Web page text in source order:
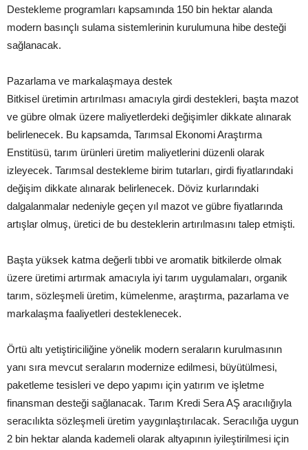
Destekleme programları kapsamında 150 bin hektar alanda
modern basınçlı sulama sistemlerinin kurulumuna hibe desteği
sağlanacak.
Pazarlama ve markalaşmaya destek
Bitkisel üretimin artırılması amacıyla girdi destekleri, başta mazot
ve gübre olmak üzere maliyetlerdeki değişimler dikkate alınarak
belirlenecek. Bu kapsamda, Tarımsal Ekonomi Araştırma
Enstitüsü, tarım ürünleri üretim maliyetlerini düzenli olarak
izleyecek. Tarımsal destekleme birim tutarları, girdi fiyatlarındaki
değişim dikkate alınarak belirlenecek. Döviz kurlarındaki
dalgalanmalar nedeniyle geçen yıl mazot ve gübre fiyatlarında
artışlar olmuş, üretici de bu desteklerin artırılmasını talep etmişti.
Başta yüksek katma değerli tıbbi ve aromatik bitkilerde olmak
üzere üretimi artırmak amacıyla iyi tarım uygulamaları, organik
tarım, sözleşmeli üretim, kümelenme, araştırma, pazarlama ve
markalaşma faaliyetleri desteklenecek.
Örtü altı yetiştiriciliğine yönelik modern seraların kurulmasının
yanı sıra mevcut seraların modernize edilmesi, büyütülmesi,
paketleme tesisleri ve depo yapımı için yatırım ve işletme
finansman desteği sağlanacak. Tarım Kredi Sera AŞ aracılığıyla
seracılıkta sözleşmeli üretim yaygınlaştırılacak. Seracılığa uygun
2 bin hektar alanda kademeli olarak altyapının iyileştirilmesi için